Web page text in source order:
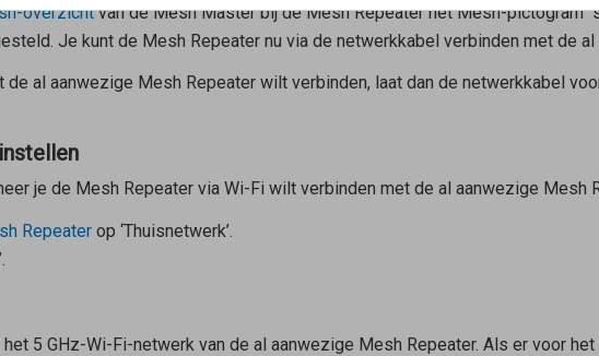
overzichtvan deMesh Masterbij deMesh Repeaterhet Mesh-pictogram
Je kunt de Mesh Repeaternu via de netwerkkabel verbinden met de al
de al aanwezige Mesh Repeaterwilt verbinden, laat dan de netwerkkabel
je de Mesh Repeatervia Wi-Fi wilt verbinden met de al aanwezige Mesh
Repeaterop ‘Thuisnetwerk’.
5 GHz-Wi-Fi-netwerk van de al aanwezige Mesh Repeater. Als er voor